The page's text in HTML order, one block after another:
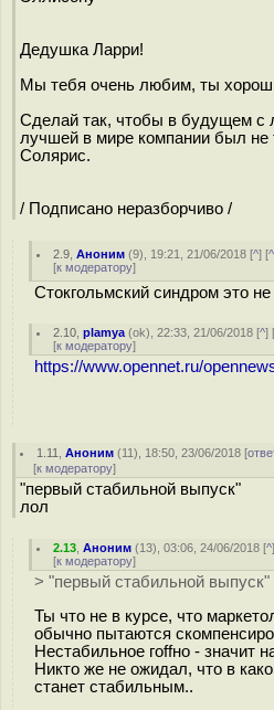
Дедушка Ларри!
Мы тебя очень любим, ты
Сделай так, чтобы в будущем с
лучшей в мире компании был не
Солярис.
/ Подписано неразборчиво /
2.9 ,Аноним (9), 19:21, 21/06/2018 [^] [
[к модератору]
Стокгольмский синдром это
2.10 ,plamya (ok), 22:33, 21/06/2018 [^]
[к модератору]
https://www.opennet.ru/
1.11 ,Аноним (11), 18:50, 23/06/2018 [
[к модератору]
"первый стабильной выпуск"
лол
2.13 ,Аноним (13), 03:06, 24/06/2018 [^
[к модератору]
> "первый стабильной выпуск"
Ты что не в курсе, что
обычно пытаются
Нестабильное гоffно - значит
Никто же не ожидал, что в
станет стабильным..